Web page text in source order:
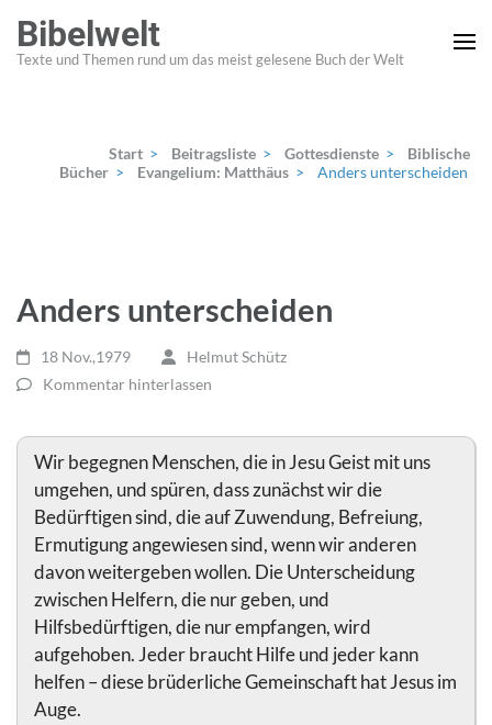
Inhalt
springen
Bibelwelt
Texte und Themen rund um das meist gelesene Buch der Welt
Start > Beitragsliste > Gottesdienste >
Biblische
Bücher > Evangelium: Matthäus > Anders unterscheiden
Anders unterscheiden
18 Nov.,1979
Helmut Schütz
Kommentar hinterlassen
Wir begegnen Menschen, die in Jesu Geist mit uns
umgehen, und spüren, dass zunächst wir die
Bedürftigen sind, die auf Zuwendung, Befreiung,
Ermutigung angewiesen sind, wenn wir anderen
davon weitergeben wollen. Die Unterscheidung
zwischen Helfern, die nur geben, und
Hilfsbedürftigen, die nur empfangen, wird
aufgehoben. Jeder braucht Hilfe und jeder kann
helfen – diese brüderliche Gemeinschaft hat Jesus im
Auge.